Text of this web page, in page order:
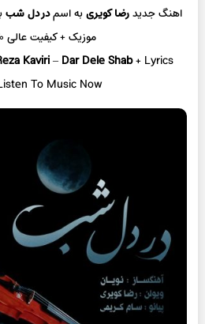
اهنگ جدیدرضا کویریبه اسمدر دل شب
موزیک + کیفیت عالی ۳۲۰ و ۱۲۸
Kaviri– Dar Dele Shab+ Lyrics
To Music Now